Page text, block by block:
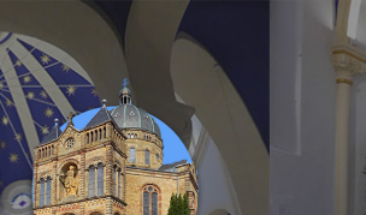
au
contenu
e
c
h
e
r
c
h
e